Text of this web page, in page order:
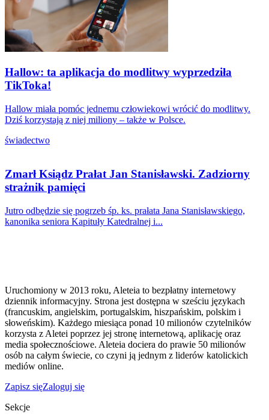
Hallow: ta aplikacja do modlitwy wyprzedziła
TikToka!
Hallow miała pomóc jednemu człowiekowi wrócić do modlitwy.
Dziś korzystają z niej miliony – także w Polsce.
świadectwo
Zmarł Ksiądz Prałat Jan Stanisławski. Zadziorny
strażnik pamięci
Jutro odbędzie się pogrzeb śp. ks. prałata Jana Stanisławskiego,
kanonika seniora Kapituły Katedralnej i...
Uruchomiony w 2013 roku, Aleteia to bezpłatny internetowy
dziennik informacyjny. Strona jest dostępna w sześciu językach
(francuskim, angielskim, portugalskim, hiszpańskim, polskim i
słoweńskim). Każdego miesiąca ponad 10 milionów czytelników
korzysta z Aletei poprzez jej stronę internetową, aplikację oraz
media społecznościowe. Aleteia dociera do prawie 50 milionów
osób na całym świecie, co czyni ją jednym z liderów katolickich
mediów online.
Zapisz sięZaloguj się
Sekcje